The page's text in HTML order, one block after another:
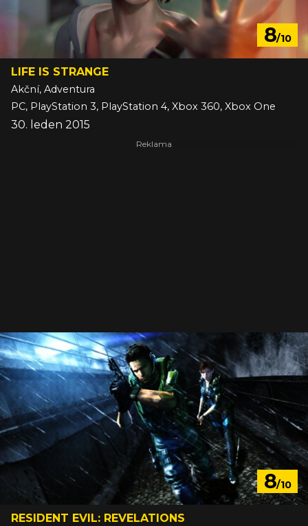
8/10
LIFE IS STRANGE
Akční, Adventura
PC, PlayStation 3, PlayStation 4, Xbox 360, Xbox One
30. leden 2015
8/10
RESIDENT EVIL: REVELATIONS